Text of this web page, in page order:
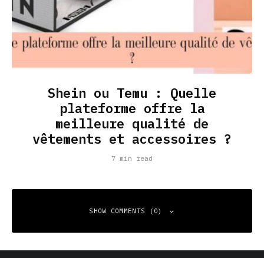
Shein ou Temu : Quelle
plateforme offre la
meilleure qualité de
vêtements et accessoires ?
7 min read
SHOW COMMENTS (0)